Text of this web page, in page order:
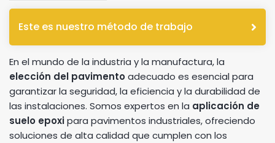
Este es nuestro método de trabajo
En el mundo de la industria y la manufactura, la
elección del pavimentoadecuado es esencial para
garantizar la seguridad, la eficiencia y la durabilidad de
las instalaciones. Somos expertos en la aplicación de
suelo epoxipara pavimentos industriales, ofreciendo
soluciones de alta calidad que cumplen con los